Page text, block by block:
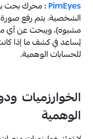
PimEyes
:محرك بحث
الشخصية. يتم رفع
مشبوه)، ويبحث عن أي
يُساعد في كشف ما إذا
للحسابات الوهمية.
الخوارزميات
الوهمية